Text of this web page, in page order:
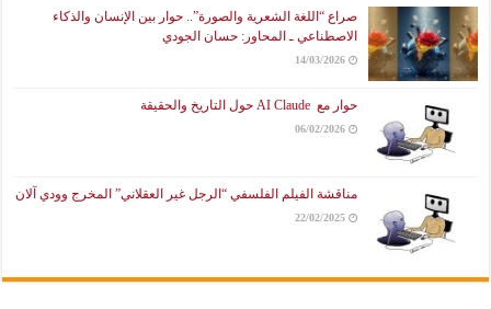
صراع “اللغة الشعرية والصورة”.. حوار بين الإنسان والذكاء
الاصطناعي ـ المحاور: حسان الجودي
14/03/2026
حوار مع AI Claude حول التاريخ والحقيقة
06/02/2026
مناقشة الفيلم الفلسفي “الرجل غير العقلاني” المخرج وودي آلان
22/02/2025